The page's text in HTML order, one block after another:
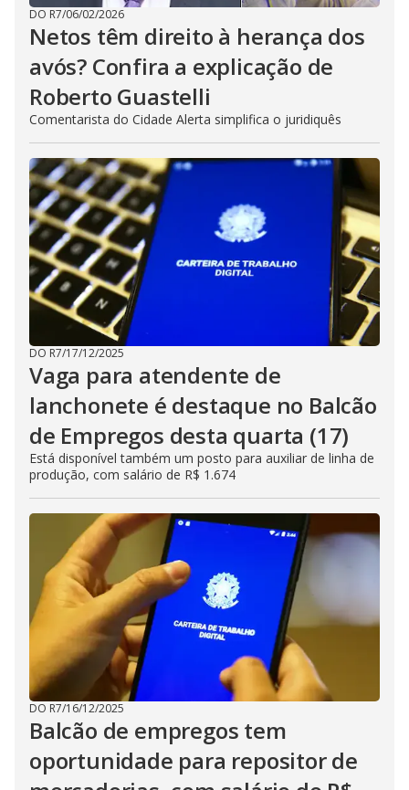
DO R7/06/02/2026
Netos têm direito à herança dos
avós? Confira a explicação de
Roberto Guastelli
Comentarista do Cidade Alerta simplifica o juridiquês
DO R7/17/12/2025
Vaga para atendente de
lanchonete é destaque no Balcão
de Empregos desta quarta (17)
Está disponível também um posto para auxiliar de linha de
produção, com salário de R$ 1.674
DO R7/16/12/2025
Balcão de empregos tem
oportunidade para repositor de